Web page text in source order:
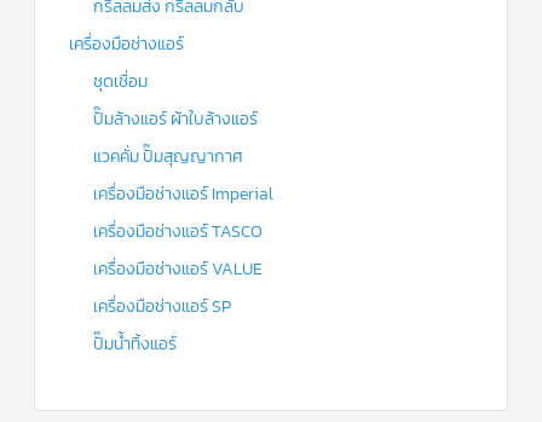
กริลลมส่ง กริลลมกลับ
เครื่องมือช่างแอร์
ชุดเชื่อม
ปั๊มล้างแอร์ ผ้าใบล้างแอร์
แวคคั่ม ปั๊มสุญญากาศ
เครื่องมือช่างแอร์ Imperial
เครื่องมือช่างแอร์ TASCO
เครื่องมือช่างแอร์ VALUE
เครื่องมือช่างแอร์ SP
ปั๊มน้ำทิ้งแอร์